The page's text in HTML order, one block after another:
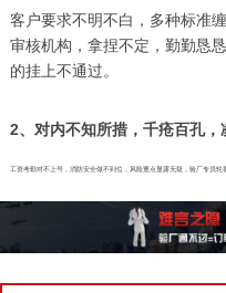
客户要求不明不白，多种标准
审核机构，拿捏不定，勤勤恳
的挂上不通过。
2、对内不知所措，千疮百孔，
工资考勤对不上号，消防安全做不到位，风险重点显露无疑，验厂专员轮